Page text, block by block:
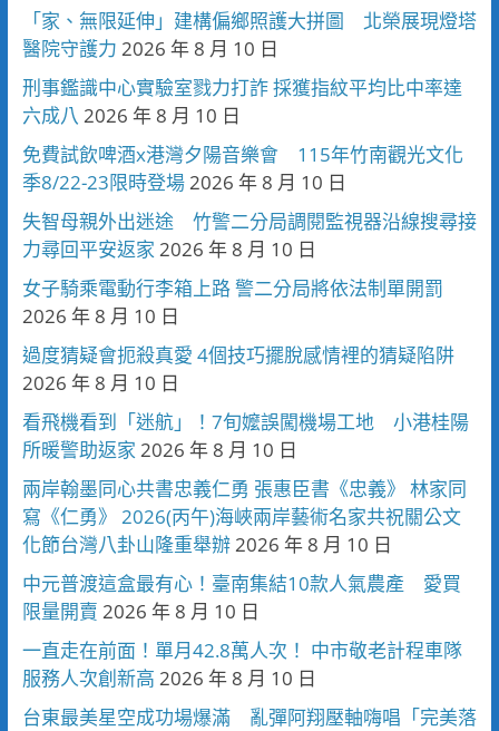
「家、無限延伸」建構偏鄉照護大拼圖 北榮展現燈塔
醫院守護力 2026 年 8 月 10 日
刑事鑑識中心實驗室戮力打詐 採獲指紋平均比中率達
六成八 2026 年 8 月 10 日
免費試飲啤酒x港灣夕陽音樂會 115年竹南觀光文化
季8/22-23限時登場2026 年 8 月 10 日
失智母親外出迷途 竹警二分局調閱監視器沿線搜尋接
力尋回平安返家 2026 年 8 月 10 日
女子騎乘電動行李箱上路 警二分局將依法制單開罰
2026 年 8 月 10 日
過度猜疑會扼殺真愛 4個技巧擺脫感情裡的猜疑陷阱
2026 年 8 月 10 日
看飛機看到「迷航」！7旬嬤誤闖機場工地 小港桂陽
所暖警助返家 2026 年 8 月 10 日
兩岸翰墨同心共書忠義仁勇 張惠臣書《忠義》 林家同
寫《仁勇》 2026(丙午)海峽兩岸藝術名家共祝關公文
化節台灣八卦山隆重舉辦2026 年 8 月 10 日
中元普渡這盒最有心！臺南集結10款人氣農產 愛買
限量開賣 2026 年 8 月 10 日
一直走在前面！單月42.8萬人次！ 中市敬老計程車隊
服務人次創新高 2026 年 8 月 10 日
台東最美星空成功場爆滿 亂彈阿翔壓軸嗨唱「完美落